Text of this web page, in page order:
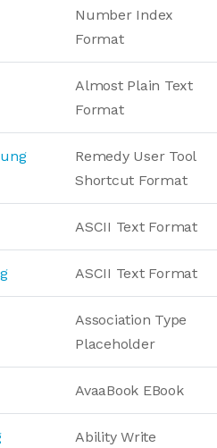
Number Index
Format
Almost Plain Text
Format
Remedy User Tool
Shortcut Format
ASCII Text Format
ASCII Text Format
Association Type
Placeholder
AvaaBook EBook
Ability Write